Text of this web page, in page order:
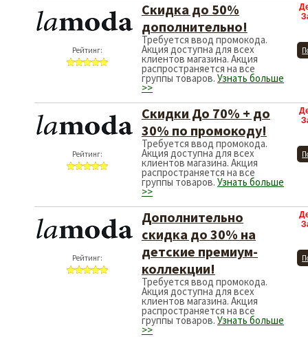
Рейтинг:
Скидка до 50%
дополнительно!
Требуется ввод промокода.
Акция доступна для всех
клиентов магазина. Акция
распространяется на все
группы товаров. Узнать больше
>>
Рейтинг:
Скидки До 70% + до
30% по промокоду!
Требуется ввод промокода.
Акция доступна для всех
клиентов магазина. Акция
распространяется на все
группы товаров. Узнать больше
>>
Рейтинг:
Дополнительно
скидка до 30% на
детские премиум-
коллекции!
Требуется ввод промокода.
Акция доступна для всех
клиентов магазина. Акция
распространяется на все
группы товаров. Узнать больше
>>